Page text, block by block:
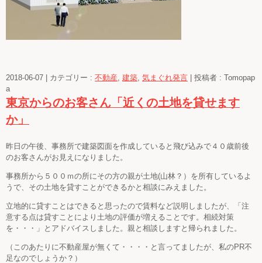
2018-06-07 カテゴリー : 不動産, 建築, 気まぐれ発言
投稿者 : Tomopap
a
東京からのお客さん「近くの土地を貸せます
か」
昨日の午後、事務所で建築図面を作成していると飛び込みで４０歳前後
のお客さんがお見えになりました。
事務所から５００ｍの所にその方の親が土地(山林？）を所有しているよ
うで、その土地を貸すことができるかと相談にみえました。
立地的に貸すことはできると思ったので賃料など説明しましたが、「注
意する点は貸すことにより土地の評価が増えることです。相続対策
を・・・」とアドバイスしました。親と相談しますと帰られました。
（このあたりに不動産屋が無くて・・・・と言ってましたが、私のPR不
足なのでしょうか？）